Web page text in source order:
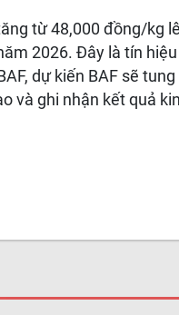
từ 48,000 đồng/kg
2026. Đây là tín
dự kiến BAF sẽ
và ghi nhận kết quả